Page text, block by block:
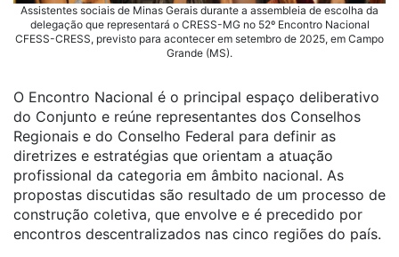
Assistentes sociais de Minas Gerais durante a assembleia de escolha da
delegação que representará o CRESS-MG no 52º Encontro Nacional
CFESS-CRESS, previsto para acontecer em setembro de 2025, em Campo
Grande (MS).
O Encontro Nacional é o principal espaço deliberativo
do Conjunto e reúne representantes dos Conselhos
Regionais e do Conselho Federal para definir as
diretrizes e estratégias que orientam a atuação
profissional da categoria em âmbito nacional. As
propostas discutidas são resultado de um processo de
construção coletiva, que envolve e é precedido por
encontros descentralizados nas cinco regiões do país.